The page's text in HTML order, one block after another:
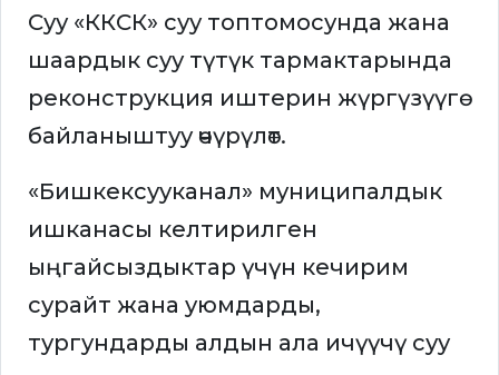
Суу «ККСК» суу топтомосунда жана
шаардык суу түтүк тармактарында
реконструкция иштерин жүргүзүүгө
байланыштуу өчүрүлөт.
«Бишкексууканал» муниципалдык
ишканасы келтирилген
ыңгайсыздыктар үчүн кечирим
сурайт жана уюмдарды,
тургундарды алдын ала ичүүчү суу